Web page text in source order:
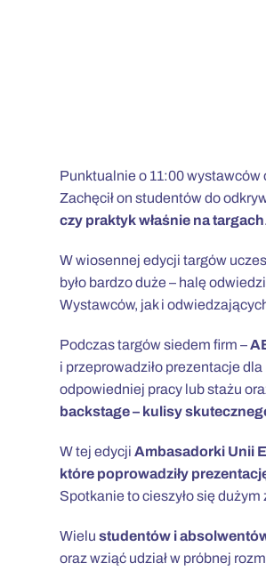
Punktualnie o 11:00 wystawców
Zachęcił on studentów do
czy praktyk właśnie na targach.
W wiosennej edycji targów
było bardzo duże – halę
Wystawców, jak i
Podczas targów siedem firm –
i przeprowadziło prezentacje
odpowiedniej pracy lub stażu
backstage – kulisy
W tej edycjiAmbasadorki Unii
które poprowadziły
Spotkanie to cieszyło się
Wielustudentów i
oraz wziąć udział w próbnej